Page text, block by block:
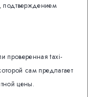
проверенная taxi-
сам предлагает
цены.